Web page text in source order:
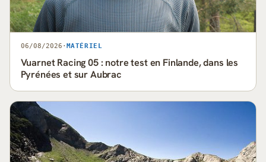
06/08/2026 · MATÉRIEL
Vuarnet Racing 05 : notre test en Finlande, dans les
Pyrénées et sur Aubrac